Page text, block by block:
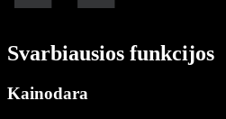
Svarbiausios funkcijos
Kainodara